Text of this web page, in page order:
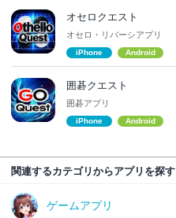
オセロクエスト
オセロ・リバーシアプリ
iPhone Android
囲碁クエスト
囲碁アプリ
iPhone Android
関連するカテゴリからアプリを探す
ゲームアプリ